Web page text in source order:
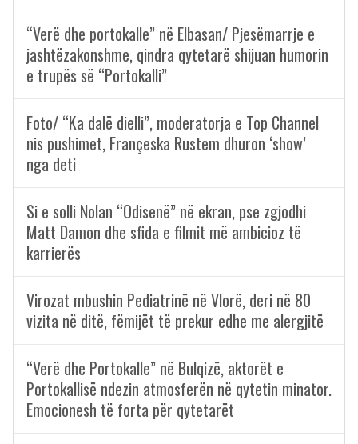
“Verë dhe portokalle” në Elbasan/ Pjesëmarrje e
jashtëzakonshme, qindra qytetarë shijuan humorin
e trupës së “Portokalli”
Foto/ “Ka dalë dielli”, moderatorja e Top Channel
nis pushimet, Françeska Rustem dhuron ‘show’
nga deti
Si e solli Nolan “Odisenë” në ekran, pse zgjodhi
Matt Damon dhe sfida e filmit më ambicioz të
karrierës
Virozat mbushin Pediatrinë në Vlorë, deri në 80
vizita në ditë, fëmijët të prekur edhe me alergjitë
“Verë dhe Portokalle” në Bulqizë, aktorët e
Portokallisë ndezin atmosferën në qytetin minator.
Emocionesh të forta për qytetarët